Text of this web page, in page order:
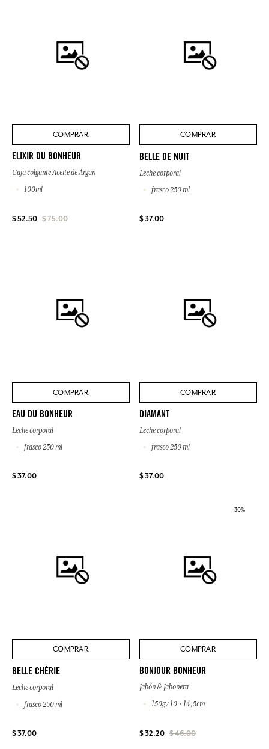
COMPRAR
ELIXIR DU BONHEUR
Caja colgante Aceite de Argan
100ml
$ 52.50 $ 75.00
COMPRAR
BELLE DE NUIT
Leche corporal
frasco 250 ml
$ 37.00
COMPRAR
EAU DU BONHEUR
Leche corporal
frasco 250 ml
$ 37.00
COMPRAR
DIAMANT
Leche corporal
frasco 250 ml
$ 37.00
COMPRAR
BELLE CHÉRIE
Leche corporal
frasco 250 ml
$ 37.00
-30%
COMPRAR
BONJOUR BONHEUR
Jabón & Jabonera
150g / 10 × 14,5cm
$ 32.20 $ 46.00